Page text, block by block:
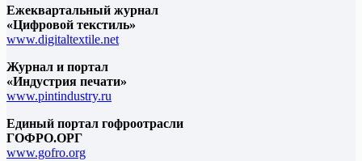
Ежеквартальный журнал
«Цифровой текстиль»
www.digitaltextile.net
Журнал и портал
«Индустрия печати»
www.pintindustry.ru
Единый портал гофроотрасли
ГОФРО.ОРГ
www.gofro.org